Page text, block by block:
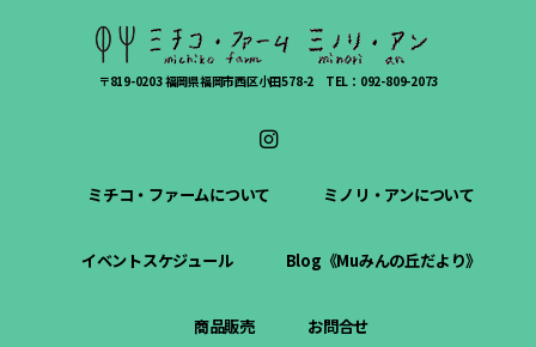
〒819-0203 福岡県福岡市西区小田578-2 TEL：092-809-2073
ミチコ・ファームについて ミノリ・アンについて
イベントスケジュール Blog《Muみんの丘だより》
商品販売 お問合せ